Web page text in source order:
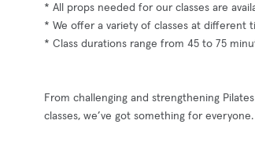
* All props needed for our classes are
* We offer a variety of classes at different
* Class durations range from 45 to 75
From challenging and strengthening
classes, we’ve got something for everyone.